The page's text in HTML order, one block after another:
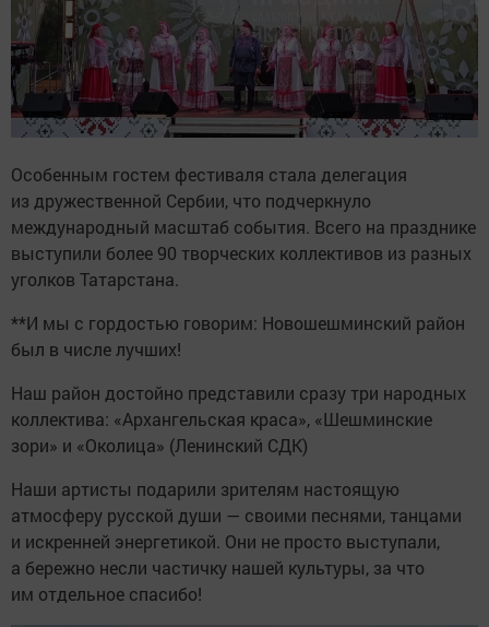
Особенным гостем фестиваля стала делегация
из дружественной Сербии, что подчеркнуло
международный масштаб события. Всего на празднике
выступили более 90 творческих коллективов из разных
уголков Татарстана.
**И мы с гордостью говорим: Новошешминский район
был в числе лучших!
Наш район достойно представили сразу три народных
коллектива: «Архангельская краса», «Шешминские
зори» и «Околица» (Ленинский СДК)
Наши артисты подарили зрителям настоящую
атмосферу русской души — своими песнями, танцами
и искренней энергетикой. Они не просто выступали,
а бережно несли частичку нашей культуры, за что
им отдельное спасибо!